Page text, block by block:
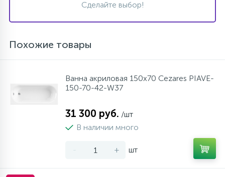
Сделайте выбор!
Похожие товары
Ванна акриловая 150х70 Cezares PIAVE-
150-70-42-W37
31 300 руб. /шт
В наличии много
- + шт